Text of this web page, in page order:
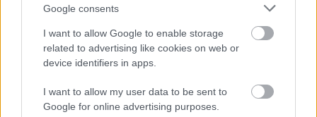
Google consents
I want to allow Google to enable storage
related to advertising like cookies on web or
device identifiers in apps.
I want to allow my user data to be sent to
Google for online advertising purposes.
Τέλος, για το λαθρεμπόριο καυσίμων εμφανίστηκε
κατηγορηματικός. «Δεν παίζουμε, θα είμαστε
αμείλικτοι, θα κλείνουν πρατήρια», σημείωσε. «Η
τεχνητή νοημοσύνη μας βοηθά να λάβουμε
ποιοτικότερες πληροφορίες για να περιορίσουμε
την φοροδιαφυγή αλλά στο τέλος της μέρας οι